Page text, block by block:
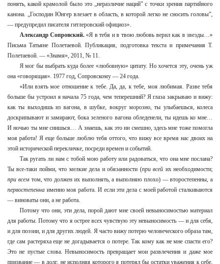
понять, какой крамолой было это „неразличие наций” с точки зрения партийного
канона. „Господин Юнгер влезает в область, в которой легко не сносить головы”,
— предупредил писателя гитлеровский официоз».
Александр Сопровский.«Я в тебя и в твою любовь верил как в звезды…»
Письма Татьяне Полетаевой. Публикация, подготовка текста и примечания Т.
Полетаевой. — «Знамя», 2011, № 11.
Я мог бы выбрать куда более «любовную» цитату. Но хочется эту, очень уж
она «говорящая». 1977 год, Сопровскому — 24 года.
«Или взять мое отношение к тебе. Да, да, к тебе, моя любимая. Разве тебя
больше бы устроил я начала 75 года, чем теперешний? Я глаза закрываю и вижу:
как ты выходишь из вагона, в шубке, вокруг морозно, ты улыбаешься, колеса
доскрипывают и замирают, бока зеленого вагона обледенели, ты идешь ко мне…
И ночью ты мне снишься… А знаешь, как это ни смешно, здесь мне тоже помогла
моя работа! Я еще больше люблю тебя оттого, что вижу все время нас двоих на
этой исторической перекличке, посреди времен и событий.
Так ругать ли нам с тобой мою работу или радоваться, что она мне послана?
Ты все-таки пойми, что мелкие дела и обязанности (при всей их необходимости;
при всемтом, что должен их выполнять, а выполняю плохо) — второстепенны, а
первостепенна именно моя работа. И если эти дела с моей работой сталкиваются
— виноваты они, а не работа.
Потому что они, эти дела, порой дают мне своей невыносимостью материал
для работы. Потому что я острее всех чувствую эту невыносимость — и для себя,
и для поэзии, и для других людей. Я часто вижу потерю человеческого образа там,
где сам растеряха еще не догадывается о потере. Так кому как не мне спасти его?
Это не пустые слова. Невыносимость превращает мои развлечения и даже мое
призвание — в долг, не исполняя которого я потерял бы остатки уважения к себе,